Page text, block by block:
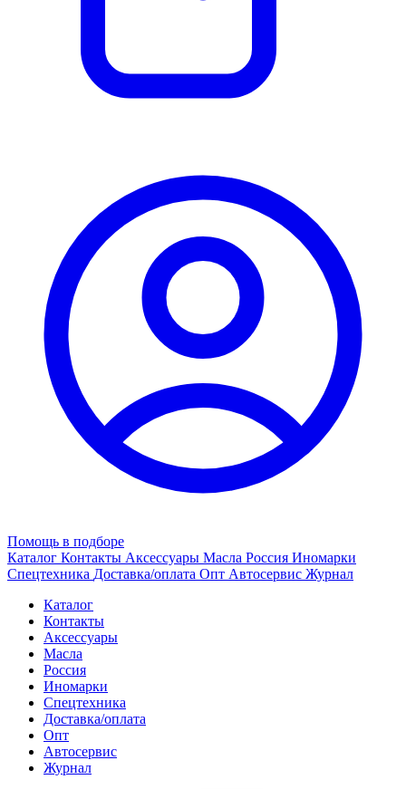
Помощь в подборе
Каталог Контакты Аксессуары Масла Россия Иномарки
Спецтехника Доставка/оплата Опт Автосервис Журнал
Каталог
Контакты
Аксессуары
Масла
Россия
Иномарки
Спецтехника
Доставка/оплата
Опт
Автосервис
Журнал